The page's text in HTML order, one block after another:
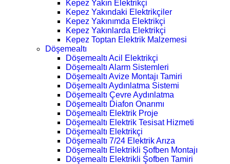
Kepez Yakın Elektrikçi
Kepez Yakındaki Elektrikçiler
Kepez Yakınımda Elektrikçi
Kepez Yakınlarda Elektrikçi
Kepez Toptan Elektrik Malzemesi
Döşemealtı
Döşemealtı Acil Elektrikçi
Döşemealtı Alarm Sistemleri
Döşemealtı Avize Montajı Tamiri
Döşemealtı Aydınlatma Sistemi
Döşemealtı Çevre Aydınlatma
Döşemealtı Diafon Onarımı
Döşemealtı Elektrik Proje
Döşemealtı Elektrik Tesisat Hizmeti
Döşemealtı Elektrikçi
Döşemealtı 7/24 Elektrik Arıza
Döşemealtı Elektrikli Şofben Montajı
Döşemealtı Elektrikli Şofben Tamiri